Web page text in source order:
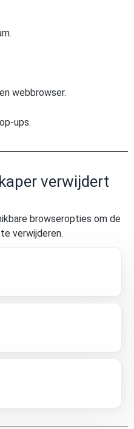
webbrowser.
ups.
verwijdert
browseropties om de
verwijderen.